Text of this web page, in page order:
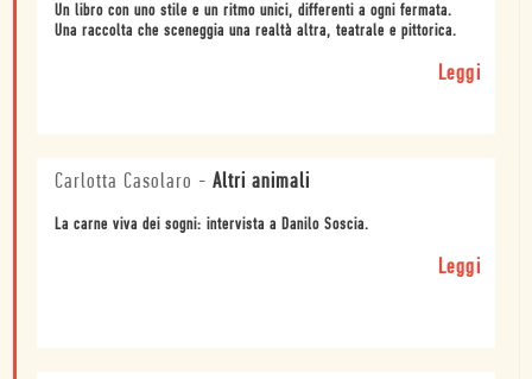
Un libro con uno stile e un ritmo unici, differenti a ogni fermata.
Una raccolta che sceneggia una realtà altra, teatrale e pittorica.
Leggi
Carlotta Casolaro - Altri animali
La carne viva dei sogni: intervista a Danilo Soscia.
Leggi